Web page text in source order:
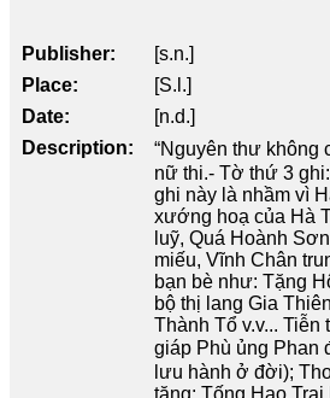
Publisher
[s.n.]
Place
[S.l.]
Date
[n.d.]
Description
“Nguyên thư không
nữ thi.- Tờ thứ 3
ghi này là nhầm vì
xướng hoạ của Hà
luỹ, Quá Hoành
miếu, Vĩnh Chân
bạn bè như: Tặng
bộ thị lang Gia
Thành Tổ v.v...
giáp Phù ủng Phan
lưu hành ở đời);
tặng: Tống Hạo